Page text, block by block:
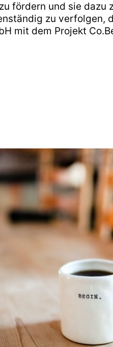
fördern und sie dazu
zu verfolgen,
mit dem Projekt